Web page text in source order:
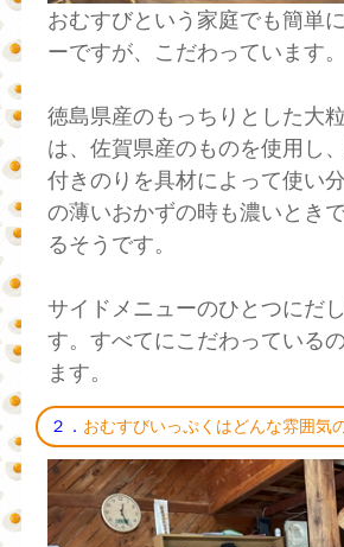
おむすびという家庭でも簡単
ーですが、こだわっています。
徳島県産のもっちりとした大
は、佐賀県産のものを使用し
付きのりを具材によって使い
の薄いおかずの時も濃いとき
るそうです。
サイドメニューのひとつにだ
す。すべてにこだわっている
ます。
２． おむすびいっぷくはどんな雰囲気